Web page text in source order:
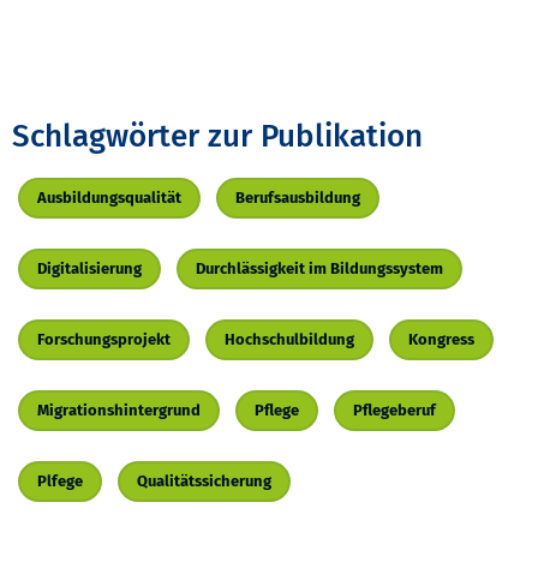
Schlagwörter zur Publikation
Ausbildungsqualität Berufsausbildung
Digitalisierung Durchlässigkeit im Bildungssystem
Forschungsprojekt Hochschulbildung Kongress
Migrationshintergrund Pflege Pflegeberuf
Plfege Qualitätssicherung